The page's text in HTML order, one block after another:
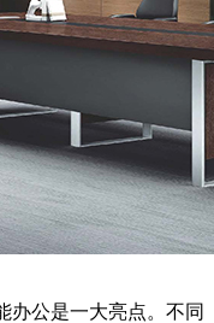
办公是一大亮点。不同